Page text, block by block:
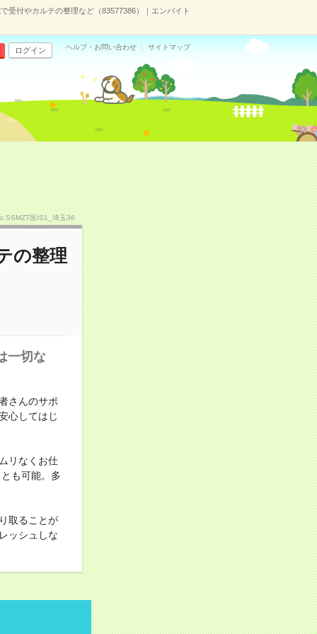
付やカルテの整理など（83577386）｜エンバイト
ログイン ヘルプ・お問い合わせ サイトマップ
医IS1_埼玉36
の整理
一切な
さんのサポ
心してはじ
リなくお仕
も可能。多
取ることが
ッシュしな